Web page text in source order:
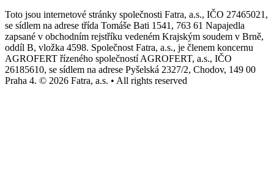
Toto jsou internetové stránky společnosti Fatra, a.s., IČO 27465021,
se sídlem na adrese třída Tomáše Bati 1541, 763 61 Napajedla
zapsané v obchodním rejstříku vedeném Krajským soudem v Brně,
oddíl B, vložka 4598. Společnost Fatra, a.s., je členem koncernu
AGROFERT řízeného společností AGROFERT, a.s., IČO
26185610, se sídlem na adrese Pyšelská 2327/2, Chodov, 149 00
Praha 4. © 2026 Fatra, a.s. • All rights reserved